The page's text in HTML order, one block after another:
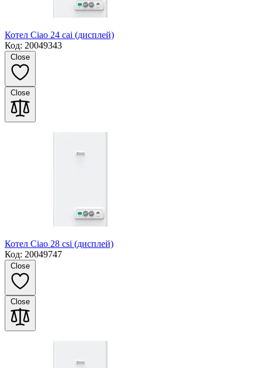
Котел Ciao 24 cai (дисплей)
Код: 20049343
Close
Close
Котел Ciao 28 csi (дисплей)
Код: 20049747
Close
Close